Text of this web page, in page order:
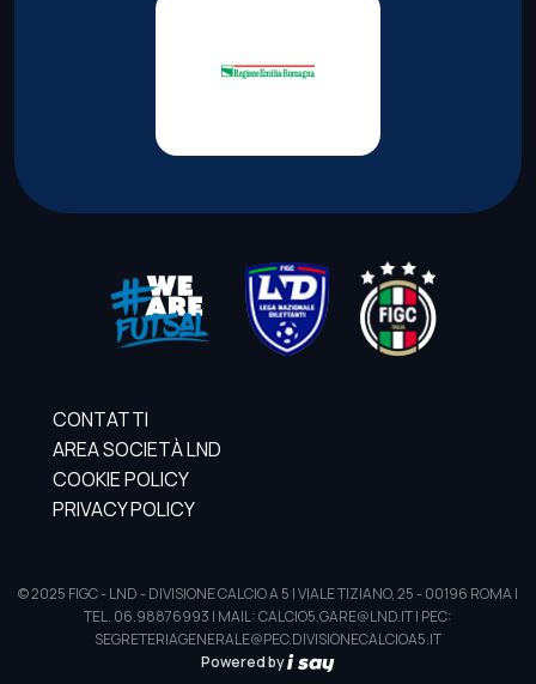
CONTATTI
AREA SOCIETÀ LND
COOKIE POLICY
PRIVACY POLICY
© 2025 FIGC - LND - DIVISIONE CALCIO A 5 | VIALE TIZIANO, 25 - 00196 ROMA |
TEL. 06.98876993 | MAIL: CALCIO5.GARE@LND.IT | PEC:
SEGRETERIAGENERALE@PEC.DIVISIONECALCIOA5.IT
Powered by